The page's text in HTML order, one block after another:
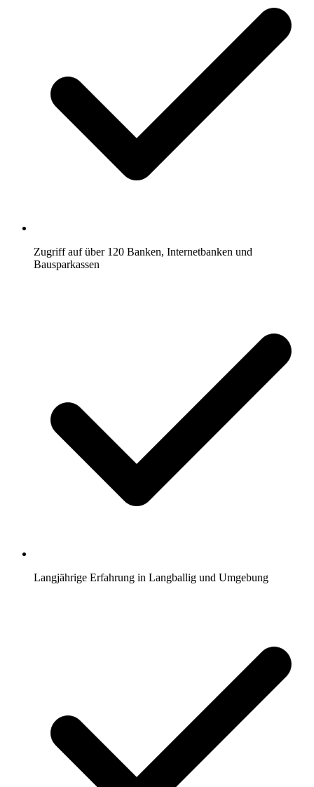
Zugriff auf über 120 Banken, Internetbanken und
Bausparkassen
Langjährige Erfahrung in Langballig und Umgebung